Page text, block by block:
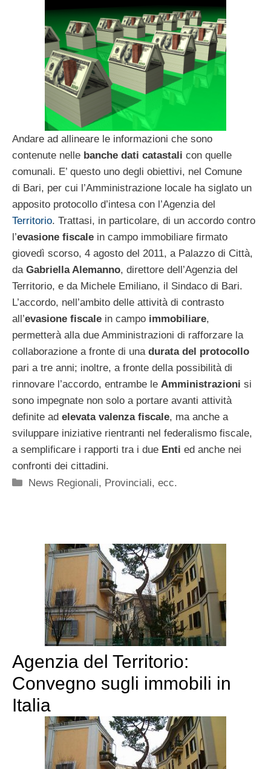
Andare ad allineare le informazioni che sono
contenute nelle banche dati catastali con quelle
comunali. E’ questo uno degli obiettivi, nel Comune
di Bari, per cui l’Amministrazione locale ha siglato un
apposito protocollo d’intesa con l’Agenzia del
Territorio. Trattasi, in particolare, di un accordo contro
l’evasione fiscale in campo immobiliare firmato
giovedì scorso, 4 agosto del 2011, a Palazzo di Città,
da Gabriella Alemanno, direttore dell’Agenzia del
Territorio, e da Michele Emiliano, il Sindaco di Bari.
L’accordo, nell’ambito delle attività di contrasto
all’evasione fiscale in campo immobiliare,
permetterà alla due Amministrazioni di rafforzare la
collaborazione a fronte di una durata del protocollo
pari a tre anni; inoltre, a fronte della possibilità di
rinnovare l’accordo, entrambe le Amministrazioni si
sono impegnate non solo a portare avanti attività
definite ad elevata valenza fiscale, ma anche a
sviluppare iniziative rientranti nel federalismo fiscale,
a semplificare i rapporti tra i due Enti ed anche nei
confronti dei cittadini.
Categorie
News Regionali, Provinciali, ecc.
Agenzia del Territorio:
Convegno sugli immobili in
Italia